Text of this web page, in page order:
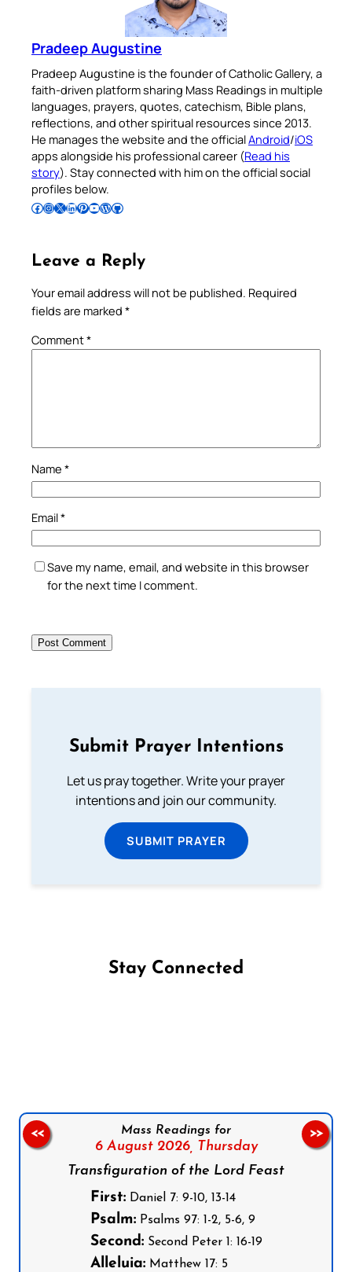
Pradeep Augustine
Pradeep Augustine is the founder of Catholic Gallery, a
faith-driven platform sharing Mass Readings in multiple
languages, prayers, quotes, catechism, Bible plans,
reflections, and other spiritual resources since 2013.
He manages the website and the officialAndroid/iOS
apps alongside his professional career (Read his
story). Stay connected with him on the official social
profiles below.
Follow Pradeep on Facebook Follow Pradeep on InstagramFollow Pradeep on X Follow Pradeep on LinkedIn Follow Pradeep on Pinterest Subscribe to Pradeep’s Youtube Channel Follow Pradeep on WordPress Follow Pradeep on GitHub
Leave a Reply
Your email address will not be published. Required
fields are marked *
Comment*
Name *
Email*
Save my name, email, and website in this browser
for the next time I comment.
Submit Prayer Intentions
Let us pray together. Write your prayer
intentions and join our community.
SUBMIT PRAYER
Stay Connected
Mass Readings for
6 August 2026, Thursday
Transfiguration of the Lord Feast
First:Daniel 7: 9-10, 13-14
Psalm:Psalms 97: 1-2, 5-6, 9
Second:Second Peter 1: 16-19
Alleluia:Matthew 17: 5
<< >>